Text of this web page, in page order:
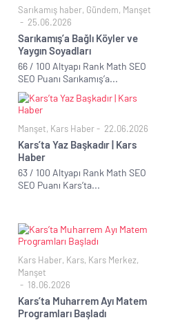
Sarıkamış haber, Gündem, Manşet
25.06.2026
Sarıkamış’a Bağlı Köyler ve
Yaygın Soyadları
66 / 100 Altyapı Rank Math SEO
SEO Puanı Sarıkamış’a...
Manşet, Kars Haber 22.06.2026
Kars’ta Yaz Başkadır | Kars
Haber
63 / 100 Altyapı Rank Math SEO
SEO Puanı Kars’ta...
Kars Haber, Kars, Kars Merkez,
Manşet
18.06.2026
Kars’ta Muharrem Ayı Matem
Programları Başladı